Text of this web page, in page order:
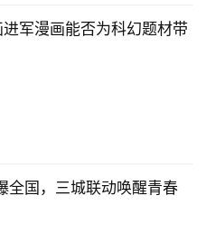
进军漫画能否为科幻题材带
全国，三城联动唤醒青春